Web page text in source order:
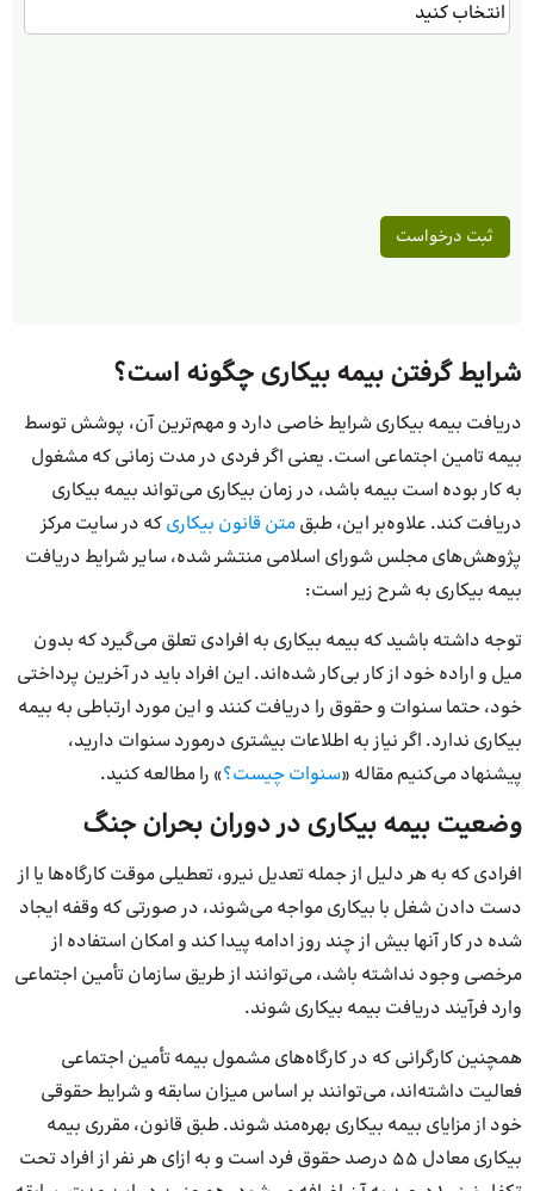
شرایط گرفتن بیمه بیکاری چگونه است؟
دریافت بیمه بیکاری شرایط خاصی دارد و مهم‌ترین آن، پوشش توسط
بیمه تامین اجتماعی است. یعنی اگر فردی در مدت زمانی که مشغول
به کار بوده است بیمه باشد، در زمان بیکاری می‌تواند بیمه بیکاری
دریافت کند. علاوه‌بر این، طبقمتن قانون بیکاریکه در سایت مرکز
پژوهش‌های مجلس شورای اسلامی منتشر شده، سایر شرایط دریافت
بیمه بیکاری به شرح زیر است:
توجه داشته باشید که بیمه بیکاری به افرادی تعلق می‌گیرد که بدون
میل و اراده خود از کار بی‌کار شده‌‌اند. این افراد باید در آخرین پرداختی
خود، حتما سنوات و حقوق را دریافت کنند و این مورد ارتباطی به بیمه
بیکاری ندارد. اگر نیاز به اطلاعات بیشتری درمورد سنوات دارید،
پیشنهاد می‌کنیم مقاله «سنوات چیست؟» را مطالعه کنید.
وضعیت بیمه بیکاری در دوران بحران جنگ
افرادی که به هر دلیل از جمله تعدیل نیرو، تعطیلی موقت کارگاه‌ها یا از
دست دادن شغل با بیکاری مواجه می‌شوند، در صورتی که وقفه ایجاد
شده در کار آنها بیش از چند روز ادامه پیدا کند و امکان استفاده از
مرخصی وجود نداشته باشد، می‌توانند از طریق سازمان تأمین اجتماعی
وارد فرآیند دریافت بیمه بیکاری شوند.
همچنین کارگرانی که در کارگاه‌های مشمول بیمه تأمین اجتماعی
فعالیت داشته‌اند، می‌توانند بر اساس میزان سابقه و شرایط حقوقی
خود از مزایای بیمه بیکاری بهره‌مند شوند. طبق قانون، مقرری بیمه
بیکاری معادل ۵۵ درصد حقوق فرد است و به ازای هر نفر از افراد تحت